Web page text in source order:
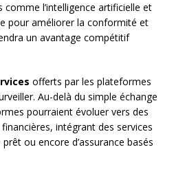
comme l’intelligence artificielle et
pour améliorer la conformité et
un avantage compétitif
offerts par les plateformes
Au-delà du simple échange
pourraient évoluer vers des
intégrant des services
ou encore d’assurance basés